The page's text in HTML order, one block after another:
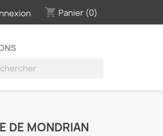
shopping_cart Panier (0)
DE MONDRIAN